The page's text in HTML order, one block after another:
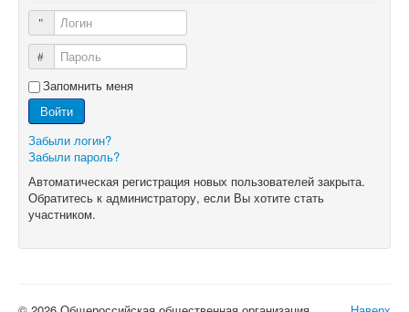
Логин
Пароль
Запомнить меня
Войти
Забыли логин?
Забыли пароль?
Автоматическая регистрация новых пользователей закрыта.
Обратитесь к администратору, если Вы хотите стать
участником.